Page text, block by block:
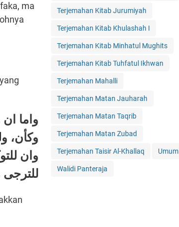
ma
واما
وكأن،
وان
للترجى
Terjemahan Kitab Jurumiyah
Terjemahan Kitab Khulashah I
Terjemahan Kitab Minhatul Mughits
Terjemahan Kitab Tuhfatul Ikhwan
Terjemahan Mahalli
Terjemahan Matan Jauharah
Terjemahan Matan Taqrib
Terjemahan Matan Zubad
Terjemahan Taisir Al-Khallaq Umum
Walidi Panteraja